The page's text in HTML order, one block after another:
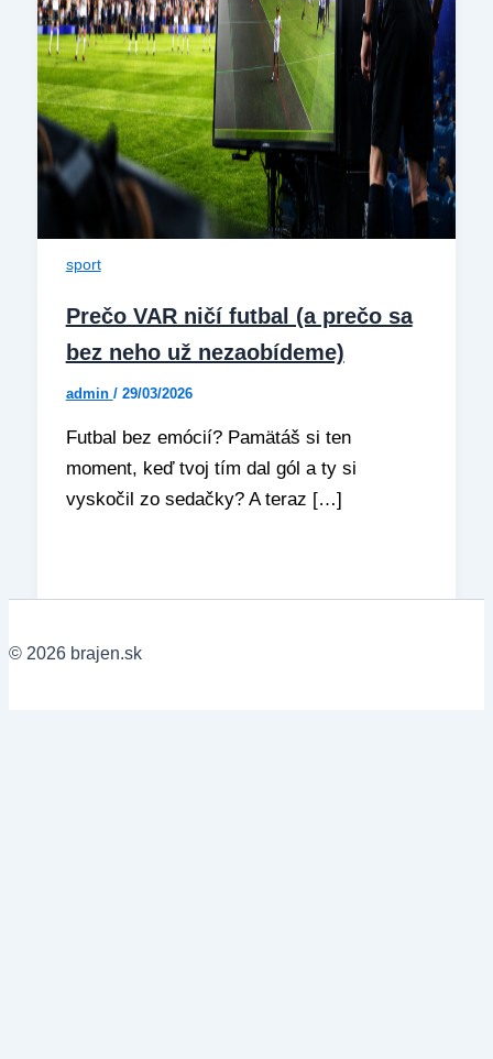
sport
Prečo VAR ničí futbal (a prečo sa
bez neho už nezaobídeme)
admin / 29/03/2026
Futbal bez emócií? Pamätáš si ten
moment, keď tvoj tím dal gól a ty si
vyskočil zo sedačky? A teraz […]
© 2026 brajen.sk